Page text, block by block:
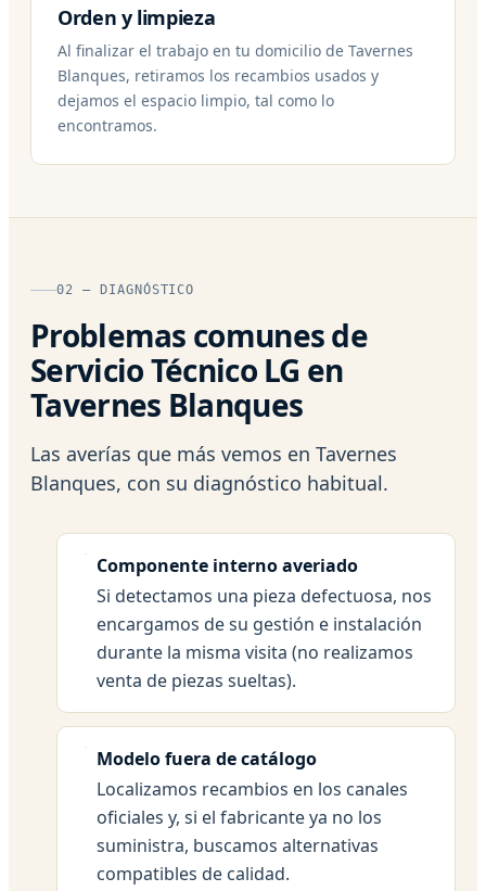
Orden y limpieza
Al finalizar el trabajo en tu domicilio de Tavernes
Blanques, retiramos los recambios usados y
dejamos el espacio limpio, tal como lo
encontramos.
02 — DIAGNÓSTICO
Problemas comunes de
Servicio Técnico LG en
Tavernes Blanques
Las averías que más vemos en Tavernes
Blanques, con su diagnóstico habitual.
Componente interno averiado
Si detectamos una pieza defectuosa, nos
encargamos de su gestión e instalación
durante la misma visita (no realizamos
venta de piezas sueltas).
Modelo fuera de catálogo
Localizamos recambios en los canales
oficiales y, si el fabricante ya no los
suministra, buscamos alternativas
compatibles de calidad.